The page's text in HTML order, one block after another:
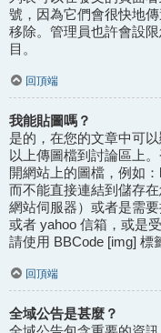
號，因為它們會很快地
移除。管理員也許會設
目。
回頂端
我能貼圖嗎？
是的，在您的文章中可
以上傳圖檔到討論區上
開網站上的圖檔，例如
而不能直接連結到儲存
網站伺服器）或者是需
或者 yahoo 信箱，或是
請使用 BBCode [img] 標
回頂端
全域公告是甚麼？